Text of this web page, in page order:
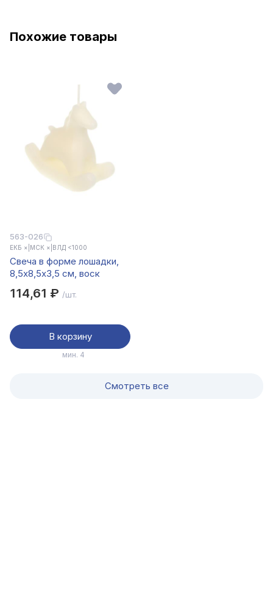
Похожие товары
563-026
ЕКБ × МСК × ВЛД <1000
Свеча в форме лошадки,
8,5x8,5x3,5 см, воск
114,61 ₽ /шт.
В корзину
мин. 4
Смотреть все